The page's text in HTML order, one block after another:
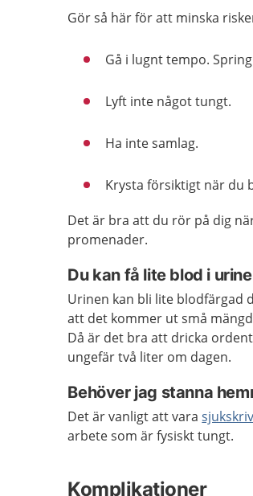
Gör så här för att minska
Gå i lugnt tempo.
Lyft inte något tungt.
Ha inte samlag.
Krysta försiktigt när du
Det är bra att du rör på dig
promenader.
Du kan få lite blod i
Urinen kan bli lite blodfärgad
att det kommer ut små
Då är det bra att dricka
ungefär två liter om dagen.
Behöver jag stanna
Det är vanligt att vara
arbete som är fysiskt tungt.
Komplikationer